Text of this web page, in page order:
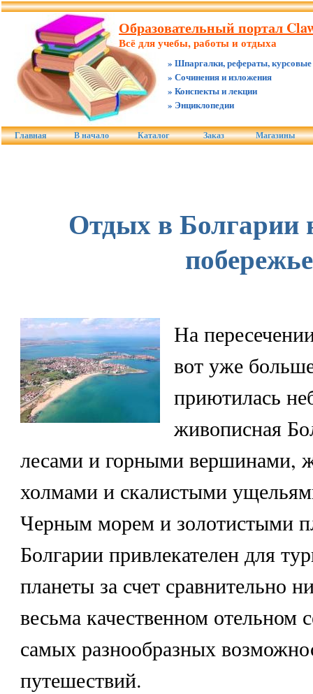
Образовательный портал
Всё для учебы, работы и отдыха
» Шпаргалки, рефераты, курсовые
» Сочинения и изложения
» Конспекты и лекции
» Энциклопедии
Главная В начало Каталог Заказ Магазины
Отдых в Болгарии
побережье
На
вот уже
приютилась
живописная
лесами и горными вершинами,
холмами и скалистыми
Черным морем и золотистыми
Болгарии привлекателен для
планеты за счет сравнительно
весьма качественном отельном
самых разнообразных
путешествий.